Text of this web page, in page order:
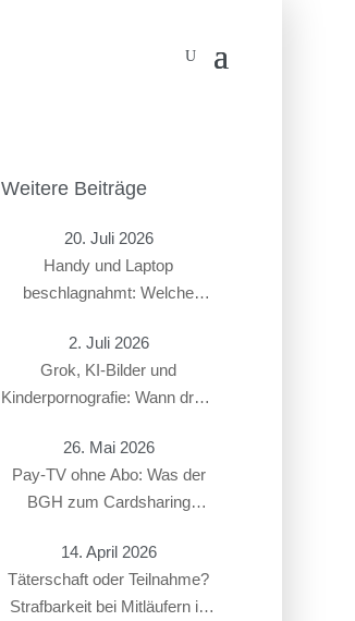
Weitere Beiträge
20. Juli 2026
Handy und Laptop
beschlagnahmt: Welche
2. Juli 2026
Grok, KI-Bilder und
Kinderpornografie: Wann droht
26. Mai 2026
Pay-TV ohne Abo: Was der
BGH zum Cardsharing
14. April 2026
Täterschaft oder Teilnahme?
Strafbarkeit bei Mitläufern in